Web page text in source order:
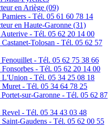
en Ariège (09)
- Tél. 05 61 60 78 14
en Haute-Garonne (31)
Auterive - Tél. 05 62 20 14 00
Tolosan - Tél. 05 62 57
Fenouillet - Tél. 05 62 75 38 66
- Tél. 05 62 20 14 00
L'Union - Tél. 05 34 25 08 18
Muret - Tél. 05 34 64 78 25
sur-Garonne - Tél. 05 62 87
Revel - Tél. 05 34 43 03 48
Gaudens - Tél. 05 62 00 55